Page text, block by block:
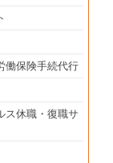
働保険手続代行
ス休職・復職サ